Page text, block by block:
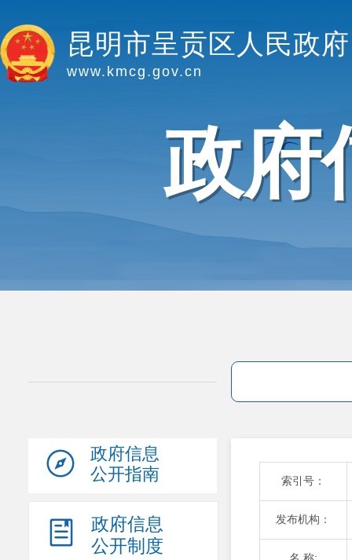
昆明市呈贡区人民政府
www.kmcg.gov.cn
政府
政府信息
公开指南
政府信息
公开制度
索引号：
发布机构：